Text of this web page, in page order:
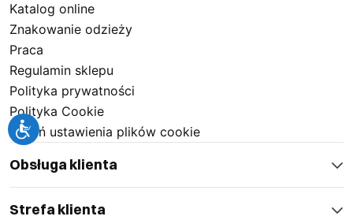
Katalog online
Znakowanie odzieży
Praca
Regulamin sklepu
Polityka prywatności
Polityka Cookie
Zmień ustawienia plików cookie
Obsługa klienta
Strefa klienta